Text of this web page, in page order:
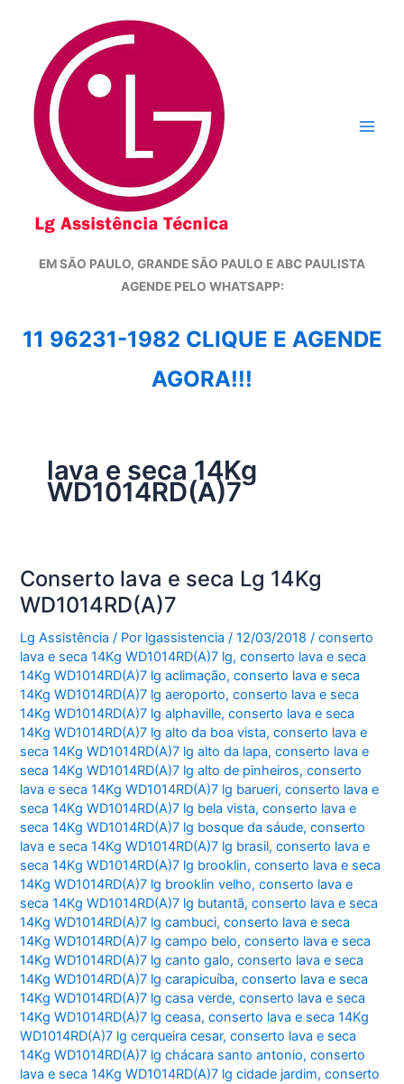
conteúdo
EM SÃO PAULO, GRANDE SÃO PAULO E ABC PAULISTA
AGENDE PELO WHATSAPP:
11 96231-1982 CLIQUE E AGENDE
AGORA!!!
lava e seca 14Kg
WD1014RD(A)7
Conserto lava e seca Lg 14Kg
WD1014RD(A)7
Lg Assistência / Por lgassistencia/12/03/2018 /conserto
lava e seca 14Kg WD1014RD(A)7 lg,conserto lava e seca
14Kg WD1014RD(A)7 lg aclimação,conserto lava e seca
14Kg WD1014RD(A)7 lg aeroporto,conserto lava e seca
14Kg WD1014RD(A)7 lg alphaville,conserto lava e seca
14Kg WD1014RD(A)7 lg alto da boa vista,conserto lava e
seca 14Kg WD1014RD(A)7 lg alto da lapa,conserto lava e
seca 14Kg WD1014RD(A)7 lg alto de pinheiros,conserto
lava e seca 14Kg WD1014RD(A)7 lg barueri,conserto lava e
seca 14Kg WD1014RD(A)7 lg bela vista,conserto lava e
seca 14Kg WD1014RD(A)7 lg bosque da sáude,conserto
lava e seca 14Kg WD1014RD(A)7 lg brasil,conserto lava e
seca 14Kg WD1014RD(A)7 lg brooklin,conserto lava e seca
14Kg WD1014RD(A)7 lg brooklin velho,conserto lava e
seca 14Kg WD1014RD(A)7 lg butantã,conserto lava e seca
14Kg WD1014RD(A)7 lg cambuci,conserto lava e seca
14Kg WD1014RD(A)7 lg campo belo,conserto lava e seca
14Kg WD1014RD(A)7 lg canto galo,conserto lava e seca
14Kg WD1014RD(A)7 lg carapicuíba,conserto lava e seca
14Kg WD1014RD(A)7 lg casa verde,conserto lava e seca
14Kg WD1014RD(A)7 lg ceasa,conserto lava e seca 14Kg
WD1014RD(A)7 lg cerqueira cesar,conserto lava e seca
14Kg WD1014RD(A)7 lg chácara santo antonio,conserto
lava e seca 14Kg WD1014RD(A)7 lg cidade jardim,conserto